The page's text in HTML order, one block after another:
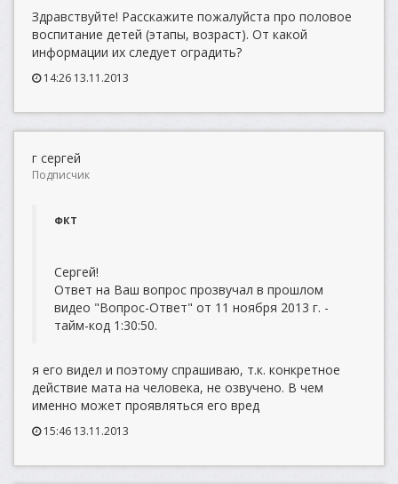
Здравствуйте! Расскажите пожалуйста про половое
воспитание детей (этапы, возраст). От какой
информации их следует оградить?
14:26 13.11.2013
г сергей
Подписчик
ФКТ
Сергей!
Ответ на Ваш вопрос прозвучал в прошлом
видео "Вопрос-Ответ" от 11 ноября 2013 г. -
тайм-код 1:30:50.
я его видел и поэтому спрашиваю, т.к. конкретное
действие мата на человека, не озвучено. В чем
именно может проявляться его вред
15:46 13.11.2013